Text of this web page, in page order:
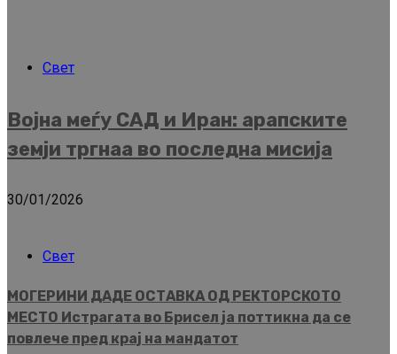
Свет
Војна меѓу САД и Иран: арапските
земји тргнаа во последна мисија
30/01/2026
Свет
МОГЕРИНИ ДАДЕ ОСТАВКА ОД РЕКТОРСКОТО
МЕСТО Истрагата во Брисел ја поттикна да се
повлече пред крај на мандатот